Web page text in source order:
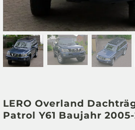
LERO Overland
Patrol Y61 Baujahr 2005-